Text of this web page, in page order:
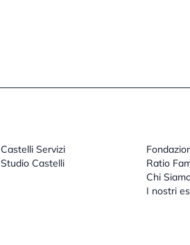
Castelli Servizi
Studio Castelli
Ratio
Chi
I nostri